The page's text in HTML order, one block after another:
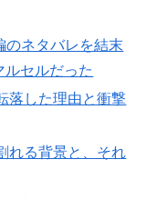
のネタバレを結末
ルセルだった
落した理由と衝撃
れる背景と、それ